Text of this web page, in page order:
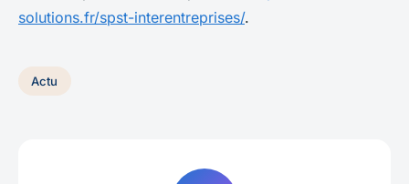
solutions.fr/spst-interentreprises/.
Actu